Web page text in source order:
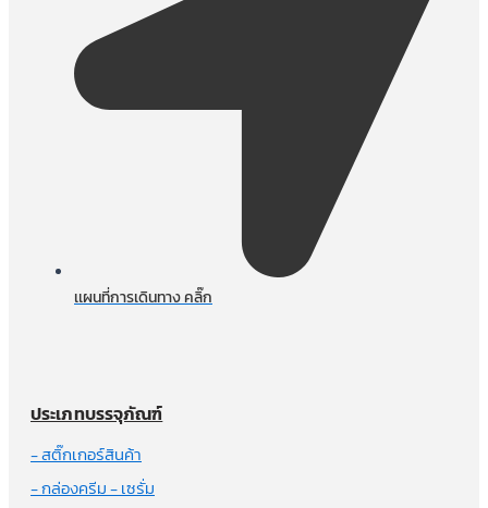
เเผนที่การเดินทาง คลิ๊ก
ประเภทบรรจุภัณฑ์
- สติ๊กเกอร์สินค้า
- กล่องครีม - เซรั่ม